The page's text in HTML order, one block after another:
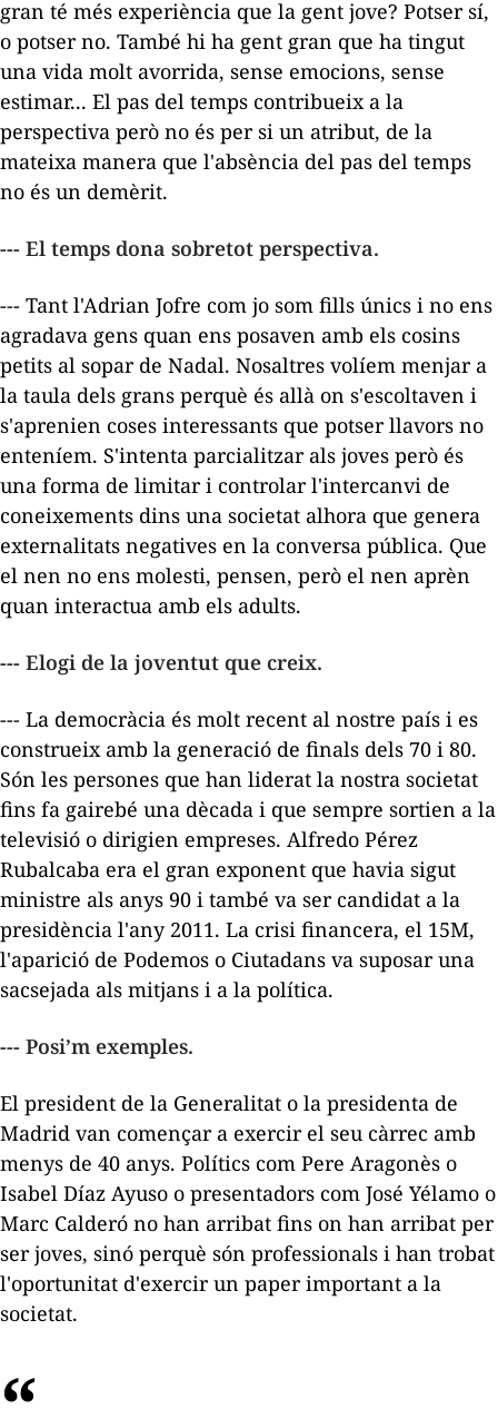
gran té més experiència que la gent jove? Potser sí,
o potser no. També hi ha gent gran que ha tingut
una vida molt avorrida, sense emocions, sense
estimar... El pas del temps contribueix a la
perspectiva però no és per si un atribut, de la
mateixa manera que l'absència del pas del temps
no és un demèrit.
--- El temps dona sobretot perspectiva.
--- Tant l'Adrian Jofre com jo som fills únics i no ens
agradava gens quan ens posaven amb els cosins
petits al sopar de Nadal. Nosaltres volíem menjar a
la taula dels grans perquè és allà on s'escoltaven i
s'aprenien coses interessants que potser llavors no
enteníem. S'intenta parcialitzar als joves però és
una forma de limitar i controlar l'intercanvi de
coneixements dins una societat alhora que genera
externalitats negatives en la conversa pública. Que
el nen no ens molesti, pensen, però el nen aprèn
quan interactua amb els adults.
--- Elogi de la joventut que creix.
--- La democràcia és molt recent al nostre país i es
construeix amb la generació de finals dels 70 i 80.
Són les persones que han liderat la nostra societat
fins fa gairebé una dècada i que sempre sortien a la
televisió o dirigien empreses. Alfredo Pérez
Rubalcaba era el gran exponent que havia sigut
ministre als anys 90 i també va ser candidat a la
presidència l'any 2011. La crisi financera, el 15M,
l'aparició de Podemos o Ciutadans va suposar una
sacsejada als mitjans i a la política.
--- Posi’m exemples.
El president de la Generalitat o la presidenta de
Madrid van començar a exercir el seu càrrec amb
menys de 40 anys. Polítics com Pere Aragonès o
Isabel Díaz Ayuso o presentadors com José Yélamo o
Marc Calderó no han arribat fins on han arribat per
ser joves, sinó perquè són professionals i han trobat
l'oportunitat d'exercir un paper important a la
societat.